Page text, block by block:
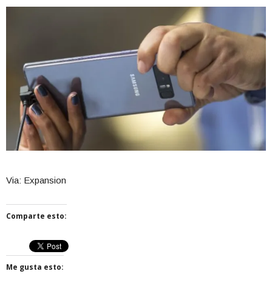
Via: Expansion
Comparte esto:
Me gusta esto: